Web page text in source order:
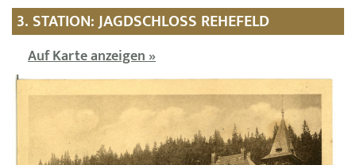
3. STATION: JAGDSCHLOSS REHEFELD
Auf Karte anzeigen »